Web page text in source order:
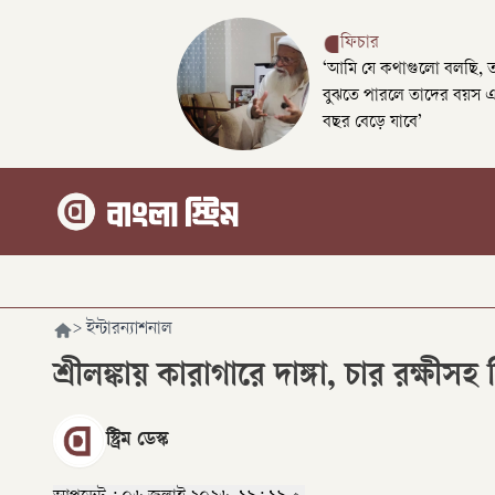
ফিচার
‘আমি যে কথাগুলো বলছি,
বুঝতে পারলে তাদের বয়স
বছর বেড়ে যাবে’
> ইন্টারন্যাশনাল
শ্রীলঙ্কায় কারাগারে দাঙ্গা, চার
স্ট্রিম ডেস্ক